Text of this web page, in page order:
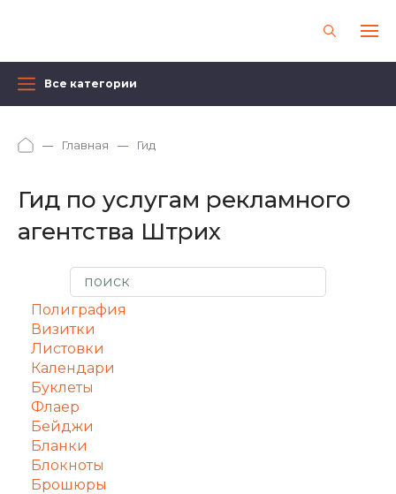
Все категории
Главная Гид
Гид по услугам рекламного
агентства Штрих
Полиграфия
Визитки
Листовки
Календари
Буклеты
Флаер
Бейджи
Бланки
Блокноты
Брошюры